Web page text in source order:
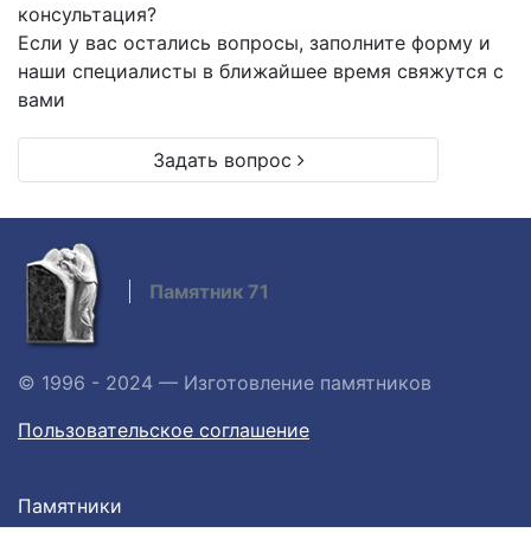
консультация?
Если у вас остались вопросы, заполните форму и
наши специалисты в ближайшее время свяжутся с
вами
Задать вопрос
Памятник 71
© 1996 - 2024 — Изготовление памятников
Пользовательское соглашение
Памятники
Цоколя